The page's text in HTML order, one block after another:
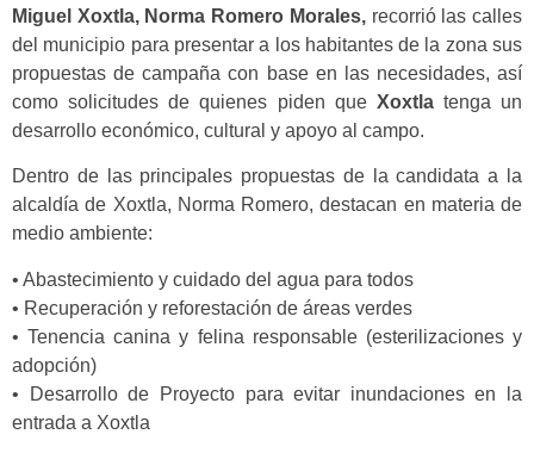
Miguel Xoxtla, Norma Romero Morales,recorrió las calles
del municipio para presentar a los habitantes de la zona sus
propuestas de campaña con base en las necesidades, así
como solicitudes de quienes piden que Xoxtlatenga un
desarrollo económico, cultural y apoyo al campo.
Dentro de las principales propuestas de la candidata a la
alcaldía de Xoxtla, Norma Romero, destacan en materia de
medio ambiente:
• Abastecimiento y cuidado del agua para todos
• Recuperación y reforestación de áreas verdes
• Tenencia canina y felina responsable (esterilizaciones y
adopción)
• Desarrollo de Proyecto para evitar inundaciones en la
entrada a Xoxtla